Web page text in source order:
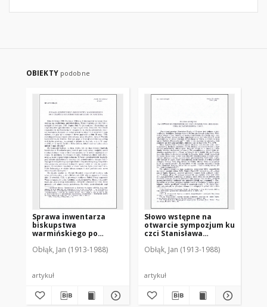
OBIEKTY podobne
Sprawa inwentarza
biskupstwa
warmińskiego po
Krasickiego do Gniezna
Obłąk, Jan (1913-1988)
artykuł
Słowo wstępne na
otwarcie sympozjum ku
czci Stanisława
października 1978 r.
Obłąk, Jan (1913-1988)
artykuł